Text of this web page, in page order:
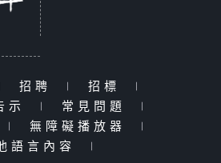
招聘 | 招標
|
示
| 常見問題
|
| 無障礙播放器
|
語言內容
|